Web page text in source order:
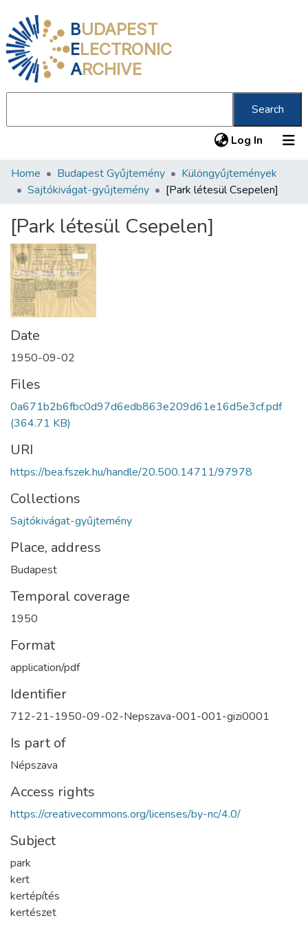
BUDAPEST
ELECTRONIC
ARCHIVE
Search
Log In (current)
Communities & Collections
Statistics
About us
Home Budapest Gyűjtemény
Különgyűjtemények
Sajtókivágat-gyűjtemény
[Park létesül Csepelen]
[Park létesül Csepelen]
Date
1950-09-02
Files
0a671b2b6fbc0d97d6edb863e209d61e16d5e3cf.pdf
(364.71 KB)
URI
https://bea.fszek.hu/handle/20.500.14711/97978
Collections
Sajtókivágat-gyűjtemény
Place, address
Budapest
Temporal coverage
1950
Format
application/pdf
Identifier
712-21-1950-09-02-Nepszava-001-001-gizi0001
Is part of
Népszava
Access rights
https://creativecommons.org/licenses/by-nc/4.0/
Subject
park
kert
kertépítés
kertészet